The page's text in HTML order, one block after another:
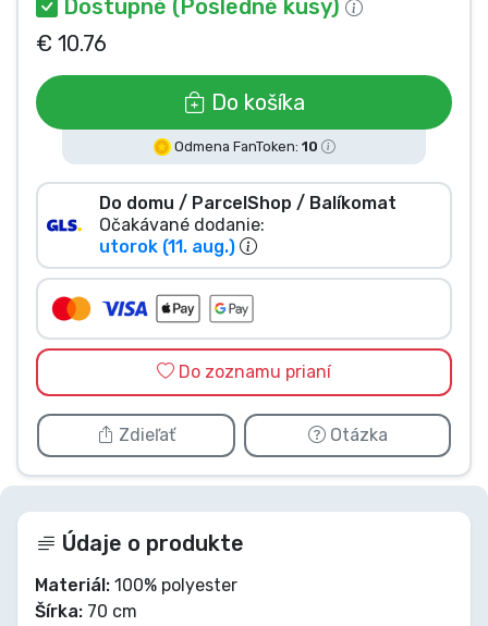
Dostupné (Posledné kusy)
€ 10.76
Do košíka
Odmena FanToken: 10
Do domu / ParcelShop / Balíkomat
Očakávané dodanie:
utorok (11. aug.)
Do zoznamu prianí
Zdieľať Otázka
Údaje o produkte
Materiál: 100% polyester
Šírka: 70 cm
Typy výrobkov
Značky